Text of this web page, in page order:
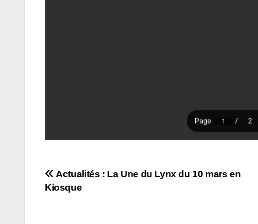
Navigation
Actualités : La Une du Lynx du 10 mars en
Kiosque